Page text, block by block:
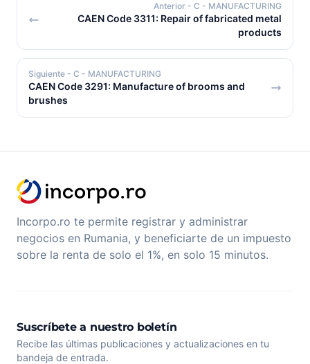
Anterior - C - MANUFACTURING
CAEN Code 3311: Repair of fabricated metal
products
Siguiente - C - MANUFACTURING
CAEN Code 3291: Manufacture of brooms and
brushes
Incorpo.ro te permite registrar y administrar
negocios en Rumania, y beneficiarte de un impuesto
sobre la renta de solo el 1%, en solo 15 minutos.
Suscríbete a nuestro boletín
Recibe las últimas publicaciones y actualizaciones en tu
bandeja de entrada.